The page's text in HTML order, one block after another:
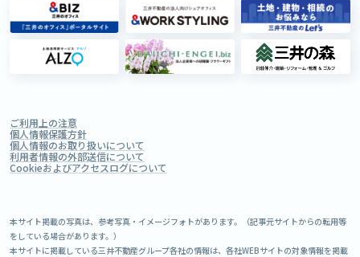
ご利用上の注意
個人情報保護方針
個人情報のお取り扱いについて
利用者情報の外部送信について
Cookieおよびアクセスログについて
本サイト掲載の写真は、参考写真・イメージフォトがあります。（記事元サイトからの転用等
をしている場合があります。）
本サイトに掲載している三井不動産グループ各社の情報は、各社WEBサイトの対象情報を掲載